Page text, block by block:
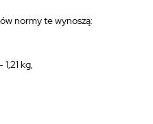
normy te wynoszą:
kg,